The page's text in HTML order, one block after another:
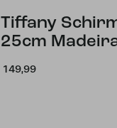
Tiffany
25cm
149,99